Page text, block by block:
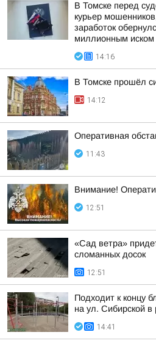
В Томске перед
курьер
заработок
миллионным иском
14:16
В Томске прошёл
14:12
Оперативная
11:43
Внимание!
12:51
«Сад ветра»
сломанных досок
12:51
Подходит к концу
на ул. Сибирской в
14:41